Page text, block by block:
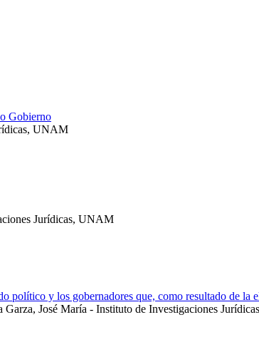
Gobierno
UNAM
Jurídicas, UNAM
y los gobernadores que, como resultado de la
José María - Instituto de Investigaciones